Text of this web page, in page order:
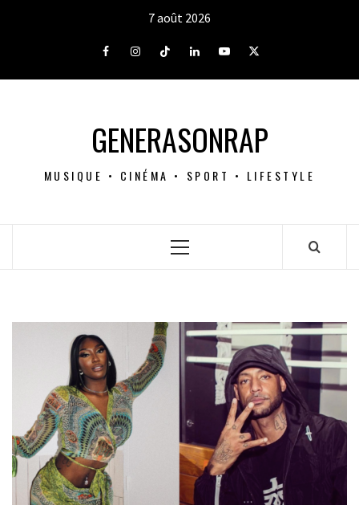
7 août 2026
FacebookInstagramTiktok LinkedInYoutube
X
GENERASONRAP
MUSIQUE • CINÉMA • SPORT • LIFESTYLE
Menu